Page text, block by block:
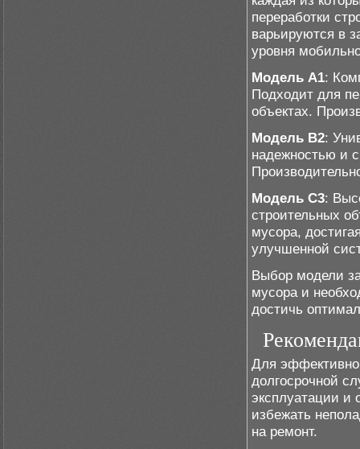
переработки
варьируются в
уровня
Модель A1:
Подходит для
объектах.
Модель B2:
надежностью и
Модель C3:
строительных
мусора,
улучшенной
Выбор модели
мусора и
достичь
Для
долгосрочной
эксплуатации и
избежать
на ремонт.